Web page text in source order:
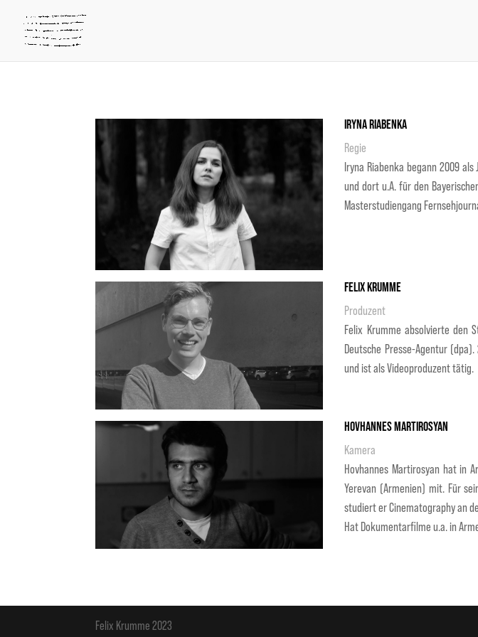
Iryna Riabenka
Regie
Iryna Riabenka begann 2009
und dort u.A. für den
Masterstudiengang
Felix Krumme
Produzent
Felix Krumme absolvierte den
Deutsche Presse-Agentur
und ist als Videoproduzent tätig.
Hovhannes Martirosyan
Kamera
Hovhannes Martirosyan hat in
Yerevan (Armenien) mit. Für
studiert er Cinematography an
Hat Dokumentarfilme u.a. in
Felix Krumme 2023